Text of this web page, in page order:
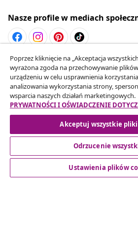
Nasze profile w mediach
Odstąpienie od umowy
Złóż wniosek o odstąpienie od
Twojego zamówienia.
Odstąpienie od
Obsługa Klienta
Poprzez kliknięcie na „Akceptacja
wyrażona zgoda na przechowywanie
urządzeniu w celu usprawnienia
analizowania wykorzystania strony,
wsparcia naszych działań marketingowych.
PRYWATNOŚCI I OŚWIADCZENIE
Akceptuj wszystkie
Odrzucenie
Ustawienia plików